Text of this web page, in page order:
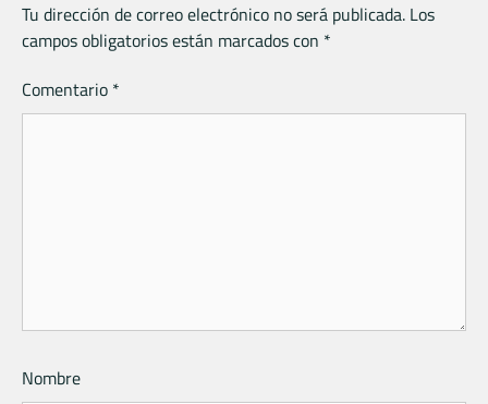
Tu dirección de correo electrónico no será publicada. Los
campos obligatorios están marcados con *
Comentario *
Nombre